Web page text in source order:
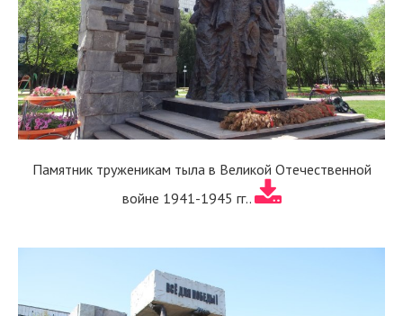
Памятник труженикам тыла в Великой Отечественной
войне 1941-1945 гг..